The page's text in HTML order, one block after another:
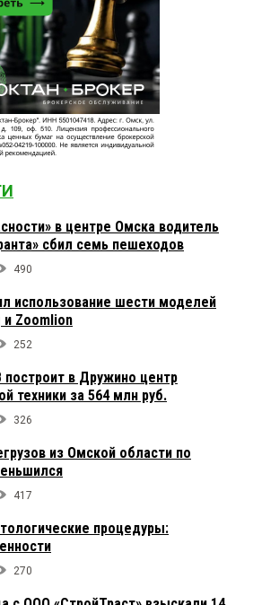
в центре Омска водитель
сбил семь пешеходов
490
использование шести моделей
и Zoomlion
252
в Дружино центр
техники за 564 млн руб.
326
из Омской области по
417
процедуры:
270